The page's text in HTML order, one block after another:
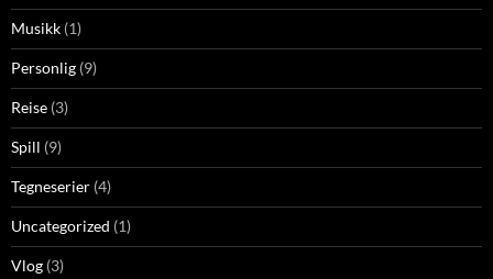
Musikk (1)
Personlig (9)
Reise (3)
Spill (9)
Tegneserier (4)
Uncategorized (1)
Vlog (3)